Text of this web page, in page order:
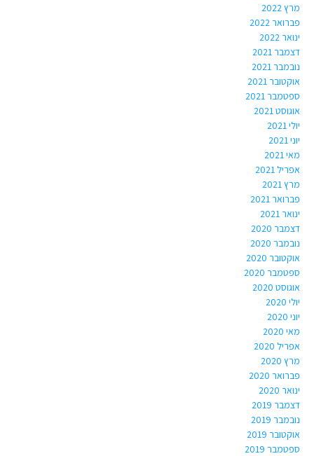
מרץ 2022
פברואר 2022
ינואר 2022
דצמבר 2021
נובמבר 2021
אוקטובר 2021
ספטמבר 2021
אוגוסט 2021
יולי 2021
יוני 2021
מאי 2021
אפריל 2021
מרץ 2021
פברואר 2021
ינואר 2021
דצמבר 2020
נובמבר 2020
אוקטובר 2020
ספטמבר 2020
אוגוסט 2020
יולי 2020
יוני 2020
מאי 2020
אפריל 2020
מרץ 2020
פברואר 2020
ינואר 2020
דצמבר 2019
נובמבר 2019
אוקטובר 2019
ספטמבר 2019